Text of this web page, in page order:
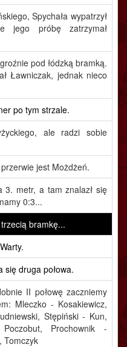
Spychała wypatrzył
jego próbę zatrzymał
pod łódzką bramką.
Ławniczak, jednak nieco
po tym strzale.
ale radzi sobie
jest Możdżeń.
3. metr, a tam znalazł się
0:3...
bramkę...
się druga połowa.
II połowę zaczniemy
Mleczko - Kosakiewicz,
Stępiński - Kun,
Poczobut, Prochownik -
Tomczyk